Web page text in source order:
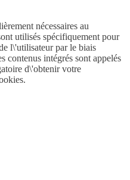
nécessaires au
utilisés spécifiquement pour
l\'utilisateur par le biais
contenus intégrés sont appelés
d\'obtenir votre